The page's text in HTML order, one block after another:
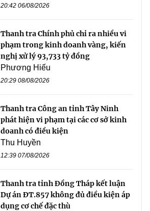
20:42 06/08/2026
Thanh tra Chính phủ chỉ ra nhiều vi
phạm trong kinh doanh vàng, kiến
nghị xử lý 93,733 tỷ đồng
Phương Hiếu
20:29 08/08/2026
Thanh tra Công an tỉnh Tây Ninh
phát hiện vi phạm tại các cơ sở kinh
doanh có điều kiện
Thu Huyền
12:39 07/08/2026
Thanh tra tỉnh Đồng Tháp kết luận
Dự án ĐT.857 không đủ điều kiện áp
dụng cơ chế đặc thù